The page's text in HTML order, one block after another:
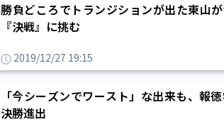
勝負どころでトランジションが出た東山
『決戦』に挑む
2019/12/27 19:15
「今シーズンでワースト」な出来も、報
決勝進出